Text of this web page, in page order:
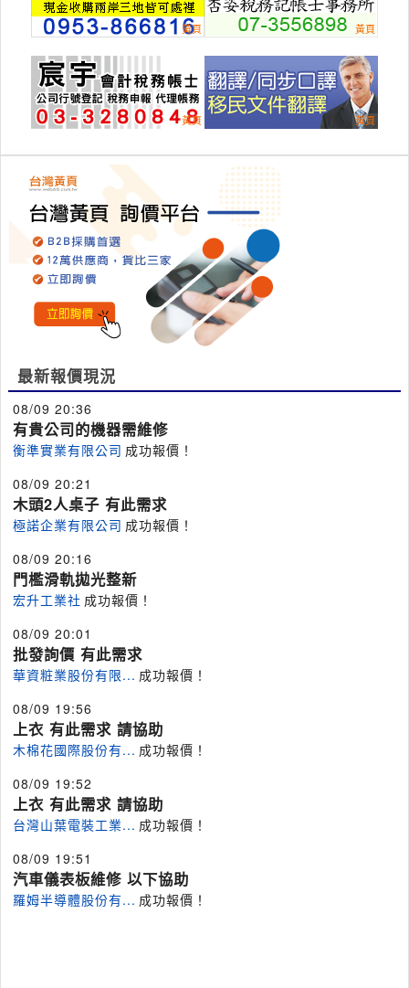
最新報價現況
08/09 20:36
有貴公司的機器需維修
衡準實業有限公司 成功報價！
08/09 20:21
木頭2人桌子 有此需求
極諾企業有限公司 成功報價！
08/09 20:16
門檻滑軌拋光整新
宏升工業社 成功報價！
08/09 20:01
批發詢價 有此需求
華資粧業股份有限... 成功報價！
08/09 19:56
上衣 有此需求 請協助
木棉花國際股份有... 成功報價！
08/09 19:52
上衣 有此需求 請協助
台灣山葉電裝工業... 成功報價！
08/09 19:51
汽車儀表板維修 以下協助
羅姆半導體股份有... 成功報價！